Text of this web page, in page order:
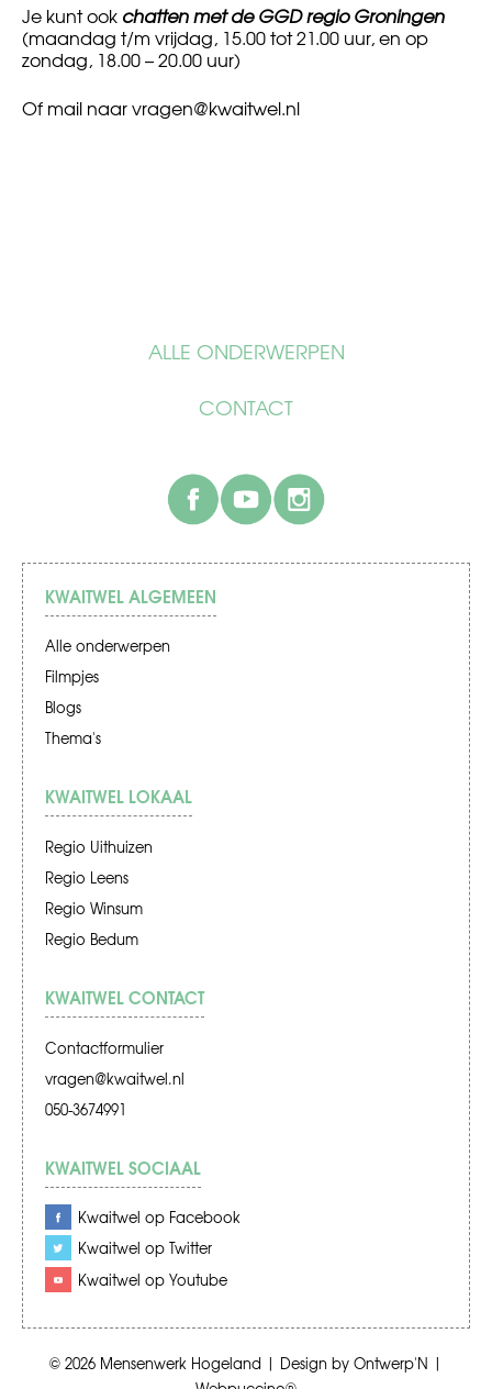
ALLE ONDERWERPEN
CONTACT
facebook
Je kunt ook chatten met de GGD regio Groningen
(maandag t/m vrijdag, 15.00 tot 21.00 uur, en op
zondag, 18.00 – 20.00 uur)
Of mail naarvragen@kwaitwel.nl
KWAITWEL ALGEMEEN
Alle onderwerpen
Filmpjes
Blogs
Thema's
KWAITWEL LOKAAL
Regio Uithuizen
Regio Leens
Regio Winsum
Regio Bedum
KWAITWEL CONTACT
Contactformulier
vragen@kwaitwel.nl
050-3674991
KWAITWEL SOCIAAL
Kwaitwel op Facebook
Kwaitwel op Twitter
Kwaitwel op Youtube
© 2026 Mensenwerk Hogeland | Design by Ontwerp'N |